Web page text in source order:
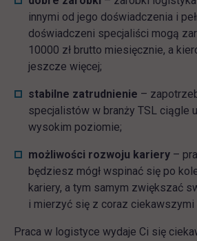
innymi od jego doświadczenia i
doświadczeni specjaliści mogą
10000 zł brutto miesięcznie, a
jeszcze więcej;
stabilne zatrudnienie –
specjalistów w branży TSL ciągle
wysokim poziomie;
możliwości rozwoju kariery –
będziesz mógł wspinać się po
kariery, a tym samym zwiększać
i mierzyć się z coraz ciekawszymi
Praca w logistyce wydaje Ci się